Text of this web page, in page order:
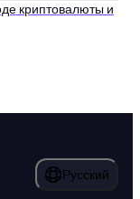
криптовалюты и
Русский